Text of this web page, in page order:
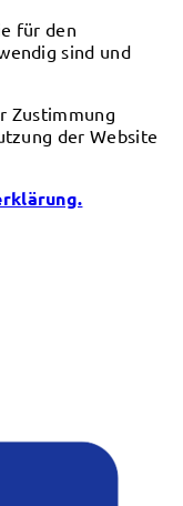
für den
sind und
Zustimmung
der Website